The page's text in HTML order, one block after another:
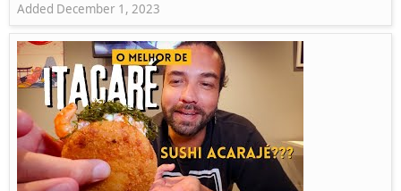
Added December 1, 2023